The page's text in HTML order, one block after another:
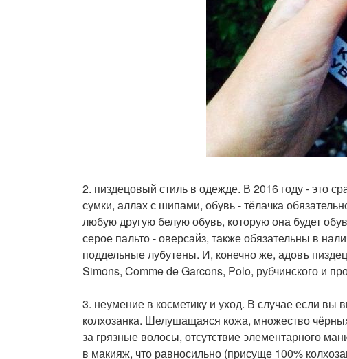
2. пиздецовый стиль в одежде. В 2016 году - это
сумки, аллах с шипами, обувь - тёлачка
любую другую белую обувь, которую она будет
серое пальто - оверсайз, также обязательны в
поддельные лубутены. И, конечно же, адовъ
Simons, Comme de Garcons, Polo, рубчинского и
3. неумение в косметику и уход. В случае если
колхозанка. Шелушащаяся кожа, множество
за грязные волосы, отсутствие элементарного
в макияж, что равносильно (присуще 100%